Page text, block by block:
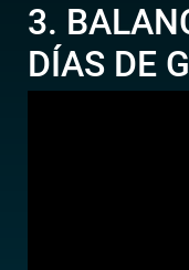
3.
DÍAS DE